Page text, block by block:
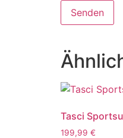
Tasci
199,99 €